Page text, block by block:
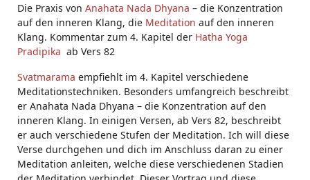
Die Praxis von Anahata Nada Dhyana – die Konzentration
auf den inneren Klang, die Meditation auf den inneren
Klang. Kommentar zum 4. Kapitel der Hatha Yoga
Pradipika ab Vers 82
Svatmarama empfiehlt im 4. Kapitel verschiedene
Meditationstechniken. Besonders umfangreich beschreibt
er Anahata Nada Dhyana – die Konzentration auf den
inneren Klang. In einigen Versen, ab Vers 82, beschreibt
er auch verschiedene Stufen der Meditation. Ich will diese
Verse durchgehen und dich im Anschluss daran zu einer
Meditation anleiten, welche diese verschiedenen Stadien